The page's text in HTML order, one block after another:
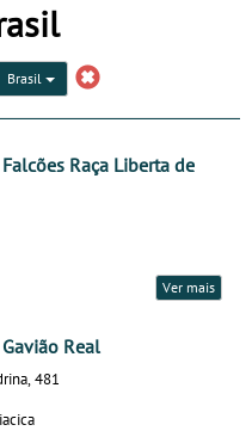
Brasil
Raça Liberta de
Ver mais
Real
481